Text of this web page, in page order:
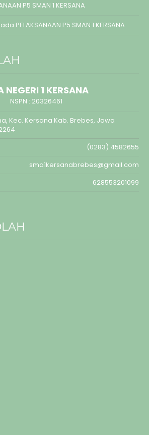
P5 SMAN 1 KERSANA
PELAKSANAAN P5 SMAN 1 KERSANA
NEGERI 1 KERSANA
NSPN : 20326461
Kec. Kersana Kab. Brebes, Jawa
(0283) 4582655
sma1kersanabrebes@gmail.com
628553201099